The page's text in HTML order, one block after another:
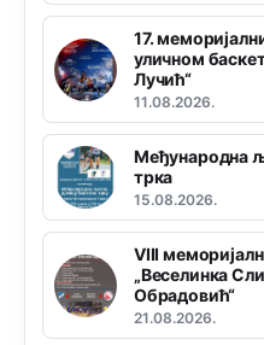
17.
уличном
Лучић“
11.08.2026.
Међународна
трка
15.08.2026.
VIII
„Веселинка
Обрадовић“
21.08.2026.